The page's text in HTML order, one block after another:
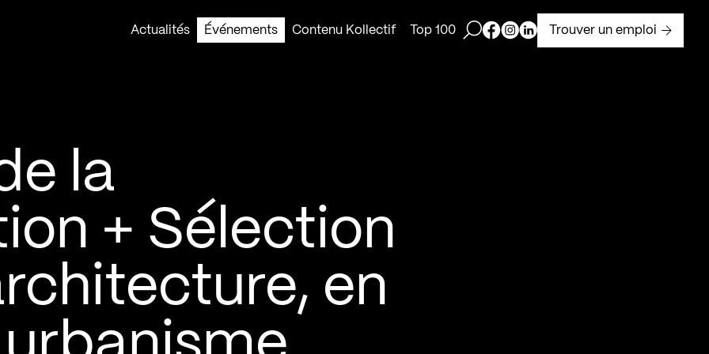
Actualités
Événements Contenu Kollectif Top 100 Ouvrir la barre de recherche
Page Facebook de Kollectif
Page Instagram de Kollectif
Page Linkedin de Kollectif
Trouver un emploi
la
+ Sélection
en